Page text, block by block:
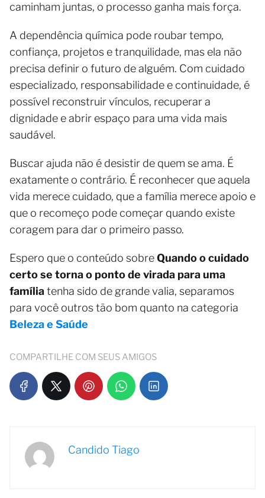
caminham juntas, o processo ganha mais força.
A dependência química pode roubar tempo,
confiança, projetos e tranquilidade, mas ela não
precisa definir o futuro de alguém. Com cuidado
especializado, responsabilidade e continuidade, é
possível reconstruir vínculos, recuperar a
dignidade e abrir espaço para uma vida mais
saudável.
Buscar ajuda não é desistir de quem se ama. É
exatamente o contrário. É reconhecer que aquela
vida merece cuidado, que a família merece apoio e
que o recomeço pode começar quando existe
coragem para dar o primeiro passo.
Espero que o conteúdo sobreQuando o cuidado
certo se torna o ponto de virada para uma
famíliatenha sido de grande valia, separamos
para você outros tão bom quanto na categoria
Beleza e Saúde
COMPARTILHE COM SEUS AMIGOS
Candido Tiago